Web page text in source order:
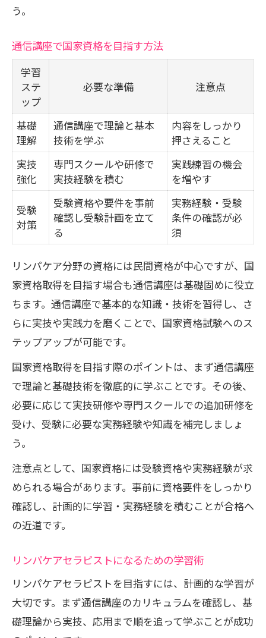
う。
通信講座で国家資格を目指す方法
学習
ステ
ップ
必要な準備 注意点
基礎
理解
通信講座で理論と基本
技術を学ぶ
内容をしっかり
押さえること
実技
強化
専門スクールや研修で
実技経験を積む
実践練習の機会
を増やす
受験
対策
受験資格や要件を事前
確認し受験計画を立て
る
実務経験・受験
条件の確認が必
須
リンパケア分野の資格には民間資格が中心ですが、国
家資格取得を目指す場合も通信講座は基礎固めに役立
ちます。通信講座で基本的な知識・技術を習得し、さ
らに実技や実践力を磨くことで、国家資格試験へのス
テップアップが可能です。
国家資格取得を目指す際のポイントは、まず通信講座
で理論と基礎技術を徹底的に学ぶことです。その後、
必要に応じて実技研修や専門スクールでの追加研修を
受け、受験に必要な実務経験や知識を補完しましょ
う。
注意点として、国家資格には受験資格や実務経験が求
められる場合があります。事前に資格要件をしっかり
確認し、計画的に学習・実務経験を積むことが合格へ
の近道です。
リンパケアセラピストになるための学習術
リンパケアセラピストを目指すには、計画的な学習が
大切です。まず通信講座のカリキュラムを確認し、基
礎理論から実技、応用まで順を追って学ぶことが成功